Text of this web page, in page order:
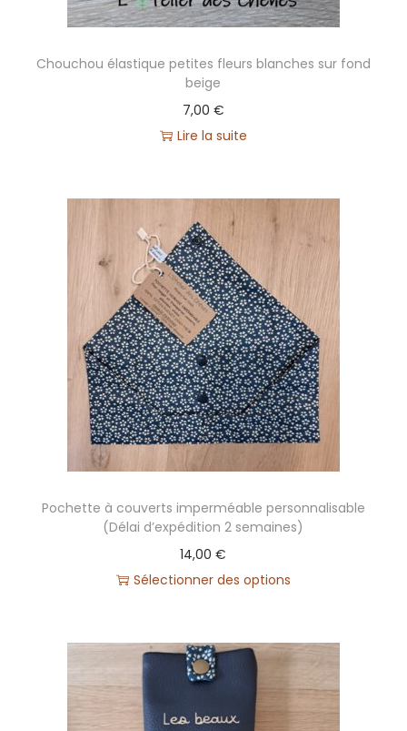
Chouchou élastique petites fleurs blanches sur fond
beige
7,00 €
Lire la suite
Pochette à couverts imperméable personnalisable
(Délai d’expédition 2 semaines)
14,00€
Sélectionner des options